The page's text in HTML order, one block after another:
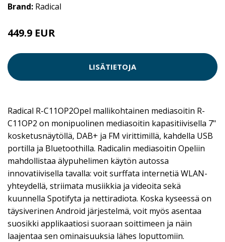
Brand: Radical
449.9 EUR
LISÄTIETOJA
Radical R-C11OP2Opel mallikohtainen mediasoitin R-
C11OP2 on monipuolinen mediasoitin kapasitiivisella 7"
kosketusnäytöllä, DAB+ ja FM virittimillä, kahdella USB
portilla ja Bluetoothilla. Radicalin mediasoitin Opeliin
mahdollistaa älypuhelimen käytön autossa
innovatiivisella tavalla: voit surffata internetiä WLAN-
yhteydellä, striimata musiikkia ja videoita sekä
kuunnella Spotifyta ja nettiradiota. Koska kyseessä on
täysiverinen Android järjestelmä, voit myös asentaa
suosikki applikaatiosi suoraan soittimeen ja näin
laajentaa sen ominaisuuksia lähes loputtomiin.